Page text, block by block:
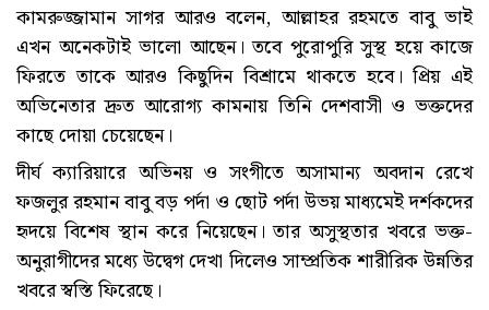
কামরুজ্জামান সাগর আরও বলেন, আল্লাহর রহমতে বাবু ভাই
এখন অনেকটাই ভালো আছেন। তবে পুরোপুরি সুস্থ হয়ে কাজে
ফিরতে তাকে আরও কিছুদিন বিশ্রামে থাকতে হবে। প্রিয় এই
অভিনেতার দ্রুত আরোগ্য কামনায় তিনি দেশবাসী ও ভক্তদের
কাছে দোয়া চেয়েছেন।
দীর্ঘ ক্যারিয়ারে অভিনয় ও সংগীতে অসামান্য অবদান রেখে
ফজলুর রহমান বাবু বড় পর্দা ও ছোট পর্দা উভয় মাধ্যমেই দর্শকদের
হৃদয়ে বিশেষ স্থান করে নিয়েছেন। তার অসুস্থতার খবরে ভক্ত-
অনুরাগীদের মধ্যে উদ্বেগ দেখা দিলেও সাম্প্রতিক শারীরিক উন্নতির
খবরে স্বস্তি ফিরেছে।